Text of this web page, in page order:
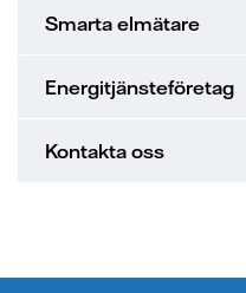
Smarta elmätare
Energitjänsteföretag
Kontakta oss